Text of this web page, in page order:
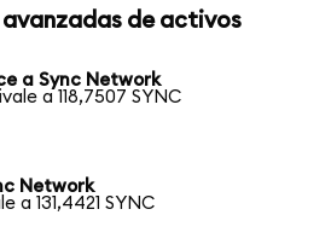
avanzadas de activos
a Sync Network
a 118,7507 SYNC
Network
a 131,4421 SYNC